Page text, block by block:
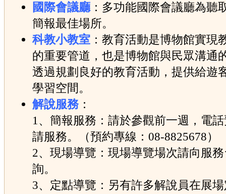
國際會議廳：多功能國際會議廳為聽
簡報最佳場所。
科教小教室 ：教育活動是博物館實現
的重要管道，也是博物館與民眾溝通
透過規劃良好的教育活動，提供給遊
學習空間。
解說服務：
1、簡報服務：請於參觀前一週，電
請服務。（預約專線：08-8825678）
2、現場導覽：現場導覽場次請向服
詢。
3、定點導覽：另有許多解說員在展